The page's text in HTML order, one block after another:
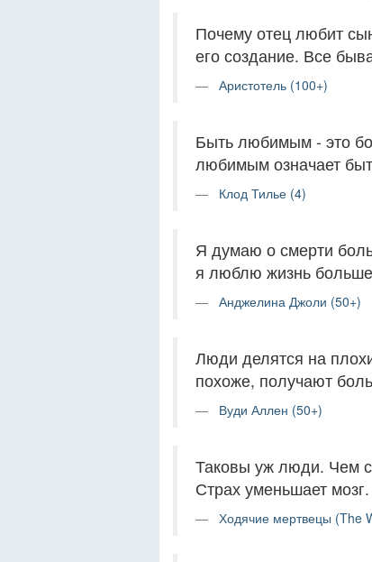
Почему отец любит
его создание. Все
Аристотель (100+)
Быть любимым - это
любимым означает
Клод Тилье (4)
Я думаю о смерти
я люблю жизнь
Анджелина Джоли (50+)
Люди делятся на
похоже, получают
Вуди Аллен (50+)
Таковы уж люди. Чем
Страх уменьшает мозг.
Ходячие мертвецы (The